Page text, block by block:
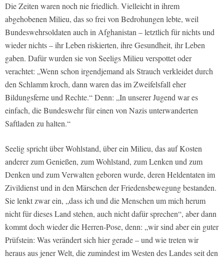
Die Zeiten waren noch nie friedlich. Vielleicht in ihrem
abgehobenen Milieu, das so frei von Bedrohungen lebte, weil
Bundeswehrsoldaten auch in Afghanistan – letztlich für nichts und
wieder nichts – ihr Leben riskierten, ihre Gesundheit, ihr Leben
gaben. Dafür wurden sie von Seeligs Milieu verspottet oder
verachtet: „Wenn schon irgendjemand als Strauch verkleidet durch
den Schlamm kroch, dann waren das im Zweifelsfall eher
Bildungsferne und Rechte.“ Denn: „In unserer Jugend war es
einfach, die Bundeswehr für einen von Nazis unterwanderten
Saftladen zu halten.“
Seelig spricht über Wohlstand, über ein Milieu, das auf Kosten
anderer zum Genießen, zum Wohlstand, zum Lenken und zum
Denken und zum Verwalten geboren wurde, deren Heldentaten im
Zivildienst und in den Märschen der Friedensbewegung bestanden.
Sie lenkt zwar ein, „dass ich und die Menschen um mich herum
nicht für dieses Land stehen, auch nicht dafür sprechen“, aber dann
kommt doch wieder die Herren-Pose, denn: „wir sind aber ein guter
Prüfstein: Was verändert sich hier gerade – und wie treten wir
heraus aus jener Welt, die zumindest im Westen des Landes seit den